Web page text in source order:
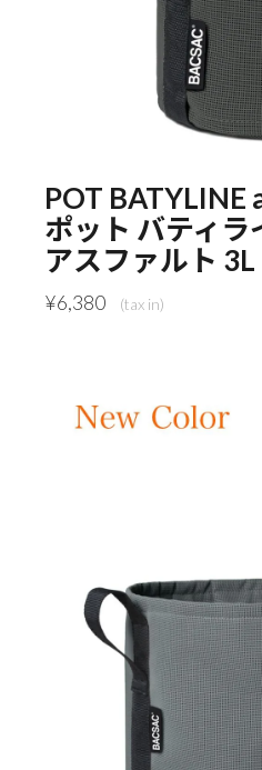
POT BATYLINE
ポット バティラ
アスファルト 3L
¥6,380